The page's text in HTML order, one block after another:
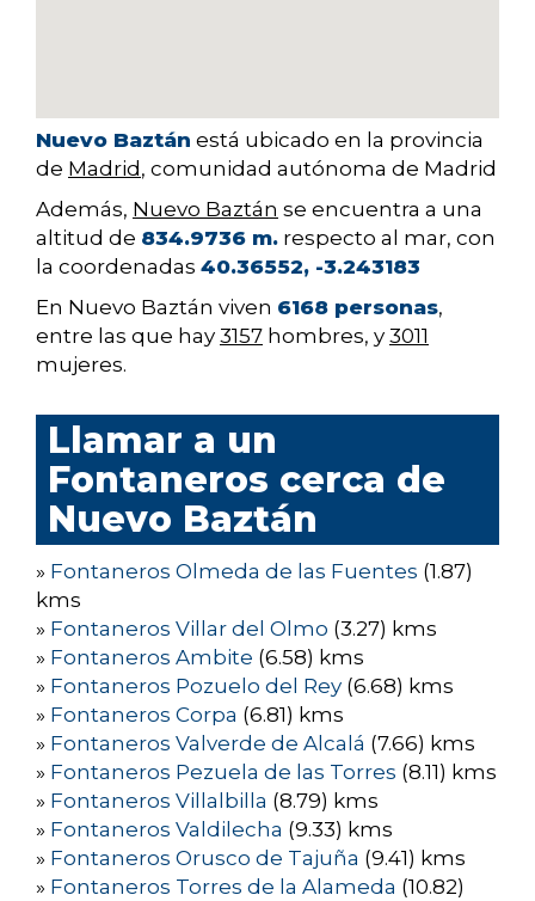
Nuevo Baztán está ubicado en la provincia
de Madrid , comunidad autónoma de Madrid
Además, Nuevo Baztán se encuentra a una
altitud de 834.9736 m. respecto al mar, con
la coordenadas 40.36552, -3.243183
En Nuevo Baztán viven 6168 personas,
entre las que hay 3157 hombres, y 3011
mujeres.
Llamar a un
Fontaneros cerca de
Nuevo Baztán
» Fontaneros Olmeda de las Fuentes (1.87)
kms
» Fontaneros Villar del Olmo (3.27) kms
» Fontaneros Ambite (6.58) kms
» Fontaneros Pozuelo del Rey (6.68) kms
» Fontaneros Corpa (6.81) kms
» Fontaneros Valverde de Alcalá (7.66) kms
» Fontaneros Pezuela de las Torres (8.11) kms
» Fontaneros Villalbilla (8.79) kms
» Fontaneros Valdilecha (9.33) kms
» Fontaneros Orusco de Tajuña (9.41) kms
» Fontaneros Torres de la Alameda (10.82)